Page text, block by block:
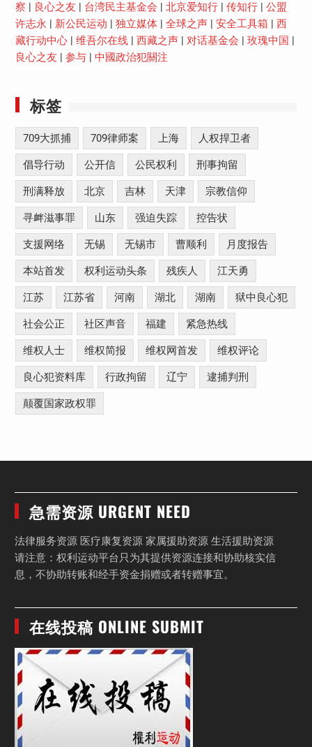
察
良心之友 台湾民主基金会 北京爱知行| 传知行| 公盟
许志永
新公民运动 独立媒体| 全球之声| 安全工具箱
西
藏行动中心| 维吾尔在线| 西藏之声| 对话基金会 玫瑰中国
良心之友
参与| 中國政治犯關注
标签
709大抓捕 709律师案 上海 人权捍卫者
倡导行动 公开信 公民权利 刑事拘留
刑满释放 北京 吉林 天津 宗教信仰
寻衅滋事罪 山东 强迫失踪 控告状
支援网络 无锡 无锡市 曹顺利 月度报告
本站首发 权利运动头条 残疾人 江天勇
江苏 江苏省 河南 湖北 湖南 狱中良心犯
社会公正 社区声音 福建 紧急热线
维权人士 维权简报 维权网首发 维权评论
良心犯资料库 行政拘留 辽宁 逮捕判刑
颠覆国家政权罪
急需资源 URGENT NEED
法律服务资源 医疗康复资源 家属援助资源 生活援助资源
请注意：权利运动平台只为其提供资源连接和协助核实信
息，不协助转账和经手资金捐赠或者转赠事宜。
在线投稿 ONLINE SUBMIT